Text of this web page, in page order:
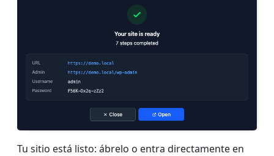
Tu sitio está listo: ábrelo o entra directamente en